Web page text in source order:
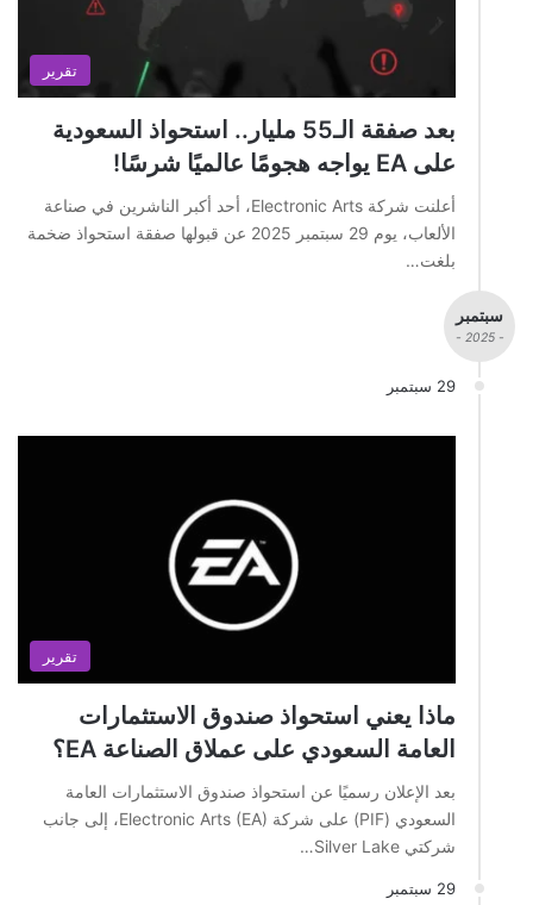
تقرير
بعد صفقة الـ55 مليار.. استحواذ السعودية
على EA يواجه هجومًا عالميًا شرسًا!
أعلنت شركة Electronic Arts، أحد أكبر الناشرين في صناعة
الألعاب، يوم 29 سبتمبر 2025 عن قبولها صفقة استحواذ ضخمة
بلغت…
سبتمبر
- 2025 -
29 سبتمبر
تقرير
ماذا يعني استحواذ صندوق الاستثمارات
العامة السعودي على عملاق الصناعة EA؟
بعد الإعلان رسميًا عن استحواذ صندوق الاستثمارات العامة
السعودي (PIF) على شركة Electronic Arts (EA)، إلى جانب
شركتي Silver Lake…
29 سبتمبر